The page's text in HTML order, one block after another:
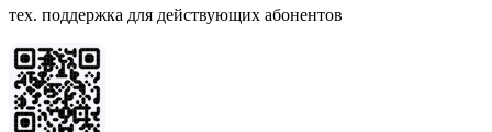
тех. поддержка для действующих абонентов